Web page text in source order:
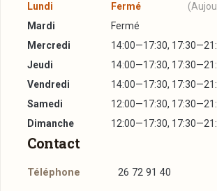
dégustation en dehors des heures
Lundi Fermé
Mardi
Fermé
Mercredi
14:00—17:30,
Jeudi
14:00—17:30,
Vendredi
14:00—17:30,
Samedi
12:00—17:30,
Dimanche
12:00—17:30,
Contact
Téléphone 26 72 91 40